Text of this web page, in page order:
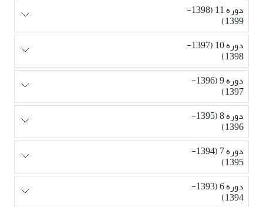
دوره 11 (1398-
1399)
دوره 10 (1397-
1398)
دوره 9 (1396-
1397)
دوره 8 (1395-
1396)
دوره 7 (1394-
1395)
دوره 6 (1393-
1394)